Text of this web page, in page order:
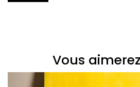
Vous